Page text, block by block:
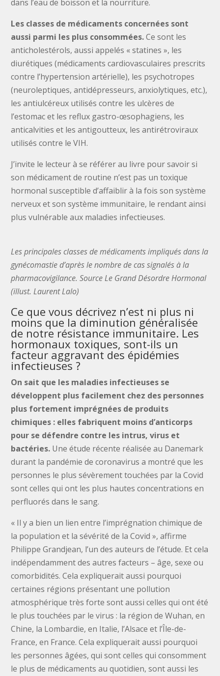
dans l’eau de boisson et la nourriture.
Les classes de médicaments concernées sont
aussi parmi les plus consommées.Ce sont les
anticholestérols, aussi appelés « statines », les
diurétiques (médicaments cardiovasculaires prescrits
contre l’hypertension artérielle), les psychotropes
(neuroleptiques, antidépresseurs, anxiolytiques, etc.),
les antiulcéreux utilisés contre les ulcères de
l’estomac et les reflux gastro-œsophagiens, les
anticalvities et les antigoutteux, les antirétroviraux
utilisés contre le VIH.
J’invite le lecteur à se référer au livre pour savoir si
son médicament de routine n’est pas un toxique
hormonal susceptible d’affaiblir à la fois son système
nerveux et son système immunitaire, le rendant ainsi
plus vulnérable aux maladies infectieuses.
Les principales classes de médicaments impliqués dans la
gynécomastie d’après le nombre de cas signalés à la
pharmacovigilance. Source Le Grand Désordre Hormonal
(illust. Laurent Lalo)
Ce que vous décrivez n’est ni plus ni
moins que la diminution généralisée
de notre résistance immunitaire. Les
hormonaux toxiques, sont-ils un
facteur aggravant des épidémies
infectieuses ?
On sait que les maladies infectieuses se
développent plus facilement chez des personnes
plus fortement imprégnées de produits
chimiques : elles fabriquent moins d’anticorps
pour se défendre contre les intrus, virus et
bactéries. Une étude récente réalisée au Danemark
durant la pandémie de coronavirus a montré que les
personnes le plus sévèrement touchées par la Covid
sont celles qui ont les plus hautes concentrations en
perfluorés dans le sang.
« Il y a bien un lien entre l’imprégnation chimique de
la population et la sévérité de la Covid », affirme
Philippe Grandjean, l’un des auteurs de l’étude. Et cela
indépendamment des autres facteurs – âge, sexe ou
comorbidités. Cela expliquerait aussi pourquoi
certaines régions présentant une pollution
atmosphérique très forte sont aussi celles qui ont été
le plus touchées par le virus : la région de Wuhan, en
Chine, la Lombardie, en Italie, l’Alsace et l’Île-de-
France, en France. Cela expliquerait aussi pourquoi
les personnes âgées, qui sont celles qui consomment
le plus de médicaments au quotidien, sont aussi les